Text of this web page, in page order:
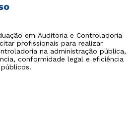
em Auditoria e Controladoria
profissionais para realizar
na administração pública,
conformidade legal e eficiência